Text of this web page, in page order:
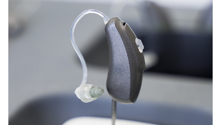
ブランド一覧
スタッフコンテンツ一覧